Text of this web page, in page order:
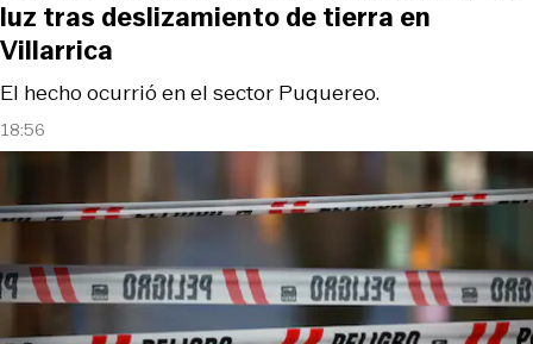
18:56
El hecho ocurrió en el sector Puquereo.
luz tras deslizamiento de tierra en
Villarrica